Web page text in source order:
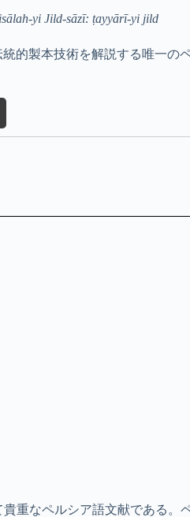
yi Jild-sāzī: ṭayyārī-yi jild
的製本技術を解説する唯一の
重なペルシア語文献である。